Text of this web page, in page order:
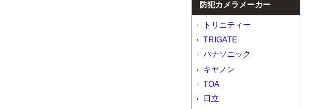
防犯カメラメーカー
トリニティー
TRIGATE
パナソニック
キヤノン
TOA
日立